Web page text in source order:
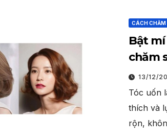
CÁCH CHĂM
Bật
chăm
13/12/
Tóc uốn
thích và
rộn,